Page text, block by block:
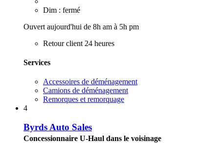
Dim : fermé
Ouvert aujourd'hui de 8h am à 5h pm
Retour client 24 heures
Services
Accessoires de déménagement
Camions de déménagement
Remorques et remorquage
4
Byrds Auto Sales
Concessionnaire U-Haul dans le voisinage